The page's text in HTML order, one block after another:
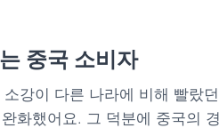
중국 소비자
강이 다른 나라에 비해 빨랐
화했어요. 그 덕분에 중국의